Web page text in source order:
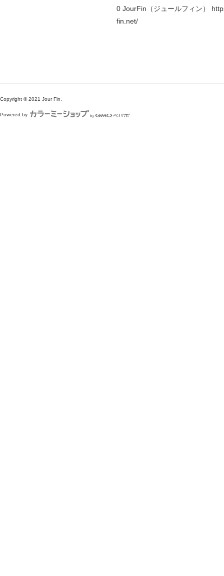
0 JourFin（ジュールフィン）
fin.net/
Copyright © 2021 Jour Fin.
Powered by